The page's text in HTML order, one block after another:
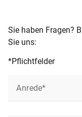
Sie haben Fragen?
Sie uns:
*Pflichtfelder
Anrede*